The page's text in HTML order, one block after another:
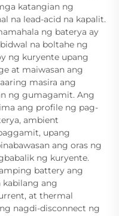
katangian ng
na lead-acid na kapalit.
ng baterya ay
na boltahe ng
ng kuryente upang
at maiwasan ang
masira ang
ng gumagamit. Ang
ang profile ng pag-
ambient
upang
ang oras ng
ng kuryente.
battery ang
ang
at thermal
nagdi-disconnect ng